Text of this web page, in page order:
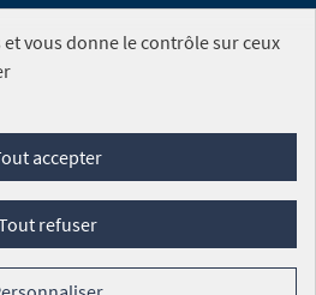
NATIONALE
questions
(CGU)
Cookies
vous donne le contrôle sur ceux
accepter
refuser